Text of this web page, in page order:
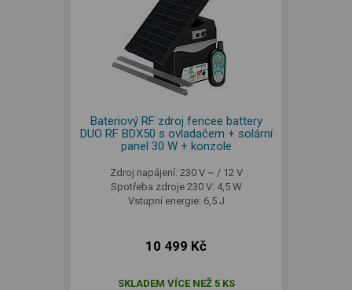
Bateriový RF zdroj fencee battery
DUO RF BDX50 s ovladačem + solární
panel 30 W + konzole
Zdroj napájení: 230 V ~ / 12 V
Spotřeba zdroje 230 V: 4,5 W
Vstupní energie: 6,5 J
10 499 Kč
SKLADEM VÍCE NEŽ 5 KS